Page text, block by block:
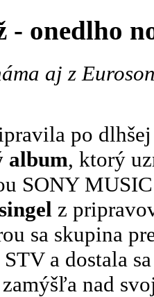
- onedlho
aj z
po
album, ktorý
SONY
z
sa skupina
a dostala
nad